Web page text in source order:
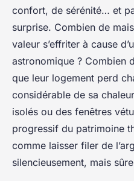
confort, de sérénité… et
surprise. Combien de
valeur s’effriter à cause
astronomique ? Combien
que leur logement perd
considérable de sa
isolés ou des fenêtres
progressif du patrimoine
comme laisser filer de
silencieusement, mais